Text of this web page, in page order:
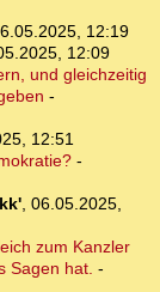
12:19
12:09
und gleichzeitig
-
12:51
-
, 06.05.2025,
zum Kanzler
Sagen hat. -